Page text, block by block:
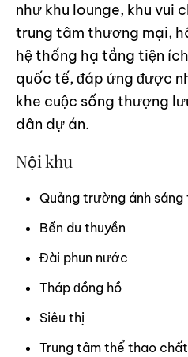
như khu lounge, khu vui
trung tâm thương mại,
hệ thống hạ tầng tiện
quốc tế, đáp ứng được
khe cuộc sống thượng
dân dự án.
Nội khu
Quảng trường ánh
Bến du thuyền
Đài phun nước
Tháp đồng hồ
Siêu thị
Trung tâm thể thao